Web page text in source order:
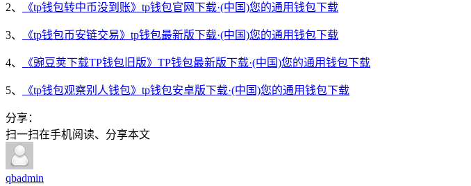
2、 《tp钱包转中币没到账》tp钱包官网下载·(中国)您的通用钱包下载
3、 《tp钱包币安链交易》tp钱包最新版下载·(中国)您的通用钱包下载
4、 《豌豆荚下载TP钱包旧版》TP钱包最新版下载·(中国)您的通用钱包下载
5、 《tp钱包观察别人钱包》tp钱包安卓版下载·(中国)您的通用钱包下载
分享：
扫一扫在手机阅读、分享本文
qbadmin